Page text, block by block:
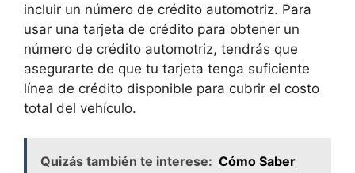
incluir un número de crédito automotriz. Para
usar una tarjeta de crédito para obtener un
número de crédito automotriz, tendrás que
asegurarte de que tu tarjeta tenga suficiente
línea de crédito disponible para cubrir el costo
total del vehículo.
Quizás también te interese: Cómo Saber